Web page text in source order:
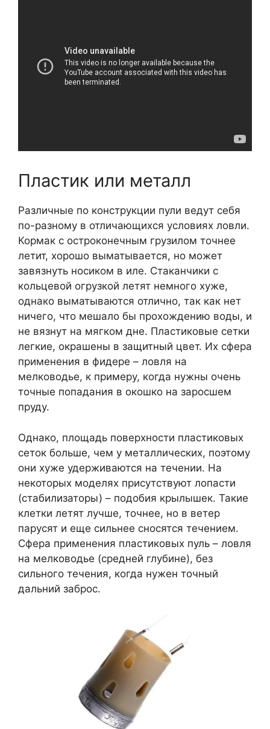
Пластик или металл
Различные по конструкции пули ведут себя
по-разному в отличающихся условиях ловли.
Кормак с остроконечным грузилом точнее
летит, хорошо выматывается, но может
завязнуть носиком в иле. Стаканчики с
кольцевой огрузкой летят немного хуже,
однако выматываются отлично, так как нет
ничего, что мешало бы прохождению воды, и
не вязнут на мягком дне. Пластиковые сетки
легкие, окрашены в защитный цвет. Их сфера
применения в фидере – ловля на
мелководье, к примеру, когда нужны очень
точные попадания в окошко на заросшем
пруду.
Однако, площадь поверхности пластиковых
сеток больше, чем у металлических, поэтому
они хуже удерживаются на течении. На
некоторых моделях присутствуют лопасти
(стабилизаторы) – подобия крылышек. Такие
клетки летят лучше, точнее, но в ветер
парусят и еще сильнее сносятся течением.
Сфера применения пластиковых пуль – ловля
на мелководье (средней глубине), без
сильного течения, когда нужен точный
дальний заброс.